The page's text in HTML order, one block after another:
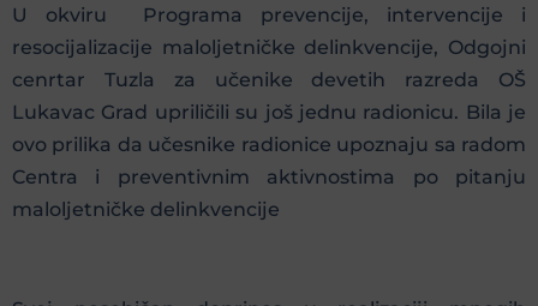
U okviru Programa prevencije, intervencije i
resocijalizacije maloljetničke delinkvencije, Odgojni
cenrtar Tuzla za učenike devetih razreda OŠ
Lukavac Grad upriličili su još jednu radionicu. Bila je
ovo prilika da učesnike radionice upoznaju sa radom
Centra i preventivnim aktivnostima po pitanju
maloljetničke delinkvencije